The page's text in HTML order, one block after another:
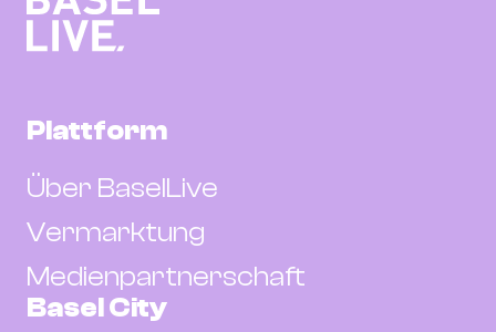
Plattform
Über BaselLive
Vermarktung
Medienpartnerschaft
Basel City